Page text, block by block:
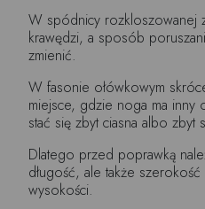
W spódnicy rozkloszowanej
krawędzi, a sposób
zmienić.
W fasonie ołówkowym
miejsce, gdzie noga ma
stać się zbyt ciasna albo zbyt
Dlatego przed poprawką
długość, ale także
wysokości.